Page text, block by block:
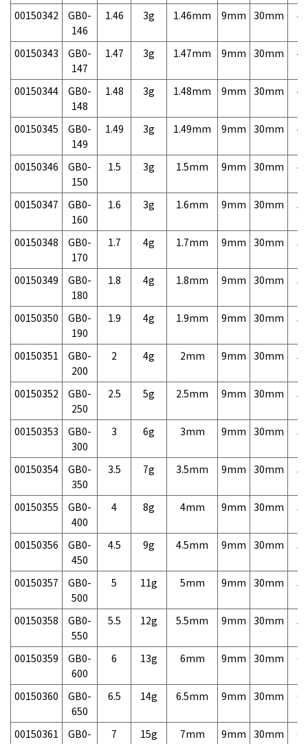
00150342
GB0-
146
1.46 3g 1.46mm 9mm 30mm
00150343
GB0-
147
1.47 3g 1.47mm 9mm 30mm
00150344
GB0-
148
1.48 3g 1.48mm 9mm 30mm
00150345
GB0-
149
1.49 3g 1.49mm 9mm 30mm
00150346
GB0-
150
1.5 3g 1.5mm 9mm 30mm
00150347
GB0-
160
1.6 3g 1.6mm 9mm 30mm
00150348
GB0-
170
1.7 4g 1.7mm 9mm 30mm
00150349
GB0-
180
1.8 4g 1.8mm 9mm 30mm
00150350
GB0-
190
1.9 4g 1.9mm 9mm 30mm
00150351
GB0-
200
2 4g 2mm 9mm 30mm
00150352
GB0-
250
2.5 5g 2.5mm 9mm 30mm
00150353
GB0-
300
3 6g 3mm 9mm 30mm
00150354
GB0-
350
3.5 7g 3.5mm 9mm 30mm
00150355
GB0-
400
4 8g 4mm 9mm 30mm
00150356
GB0-
450
4.5 9g 4.5mm 9mm 30mm
00150357
GB0-
500
5 11g 5mm 9mm 30mm
00150358
GB0-
550
5.5 12g 5.5mm 9mm 30mm
00150359
GB0-
600
6 13g 6mm 9mm 30mm
00150360
GB0-
650
6.5 14g 6.5mm 9mm 30mm
00150361
GB0-
7 15g 7mm 9mm 30mm